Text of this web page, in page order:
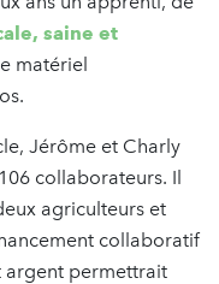
saine et
matériel
Jérôme et Charly
collaborateurs. Il
agriculteurs et
collaboratif
argent permettrait